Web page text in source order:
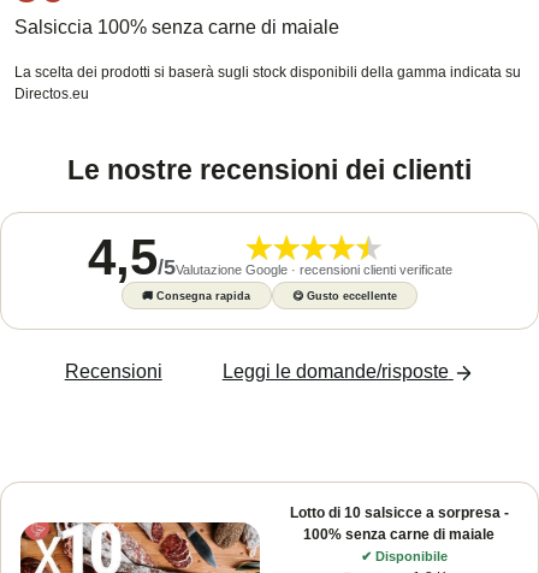
Salsiccia 100% senza carne di maiale
La scelta dei prodotti si baserà sugli stock disponibili della gamma indicata su
Directos.eu
Le nostre recensioni dei clienti
4,5/5Valutazione Google · recensioni clienti verificate
🚚Consegna rapida 😋 Gusto eccellente
Recensioni Leggi le domande/risposte
Lotto di 10 salsicce a sorpresa -
100% senza carne di maiale
✔ Disponibile